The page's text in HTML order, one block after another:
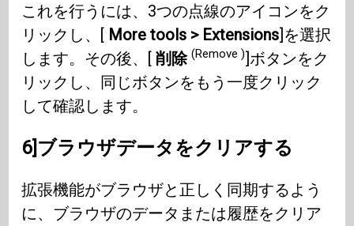
これを行うには、3つの点線のアイコンをク
リックし、[ More tools > Extensions]を選択
します。その後、[削除(Remove )]ボタンをク
リックし、同じボタンをもう一度クリック
して確認します。
6]ブラウザデータをクリアする
拡張機能がブラウザと正しく同期するよう
に、ブラウザのデータまたは履歴をクリア